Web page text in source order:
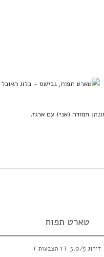
חמודה (אני) עם ארגז.
טארט תפוח
דירוג 5.0/5
(
1 הצבעות )